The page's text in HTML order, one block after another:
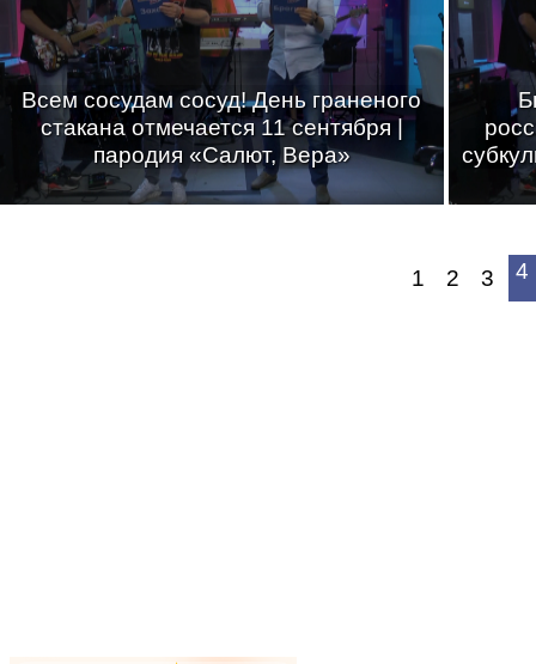
Всем сосудам сосуд! День граненого
стакана отмечается 11 сентября |
пародия «Салют, Вера»
1 2 3 4